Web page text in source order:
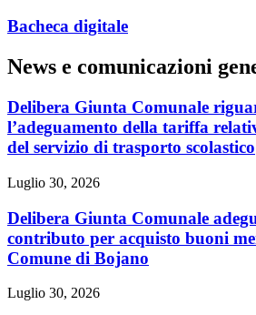
Bacheca digitale
News e comunicazioni
Delibera Giunta Comunale
l’adeguamento della tariffa
del servizio di trasporto scolastico
Luglio 30, 2026
Delibera Giunta Comunale
contributo per acquisto buoni
Comune di Bojano
Luglio 30, 2026